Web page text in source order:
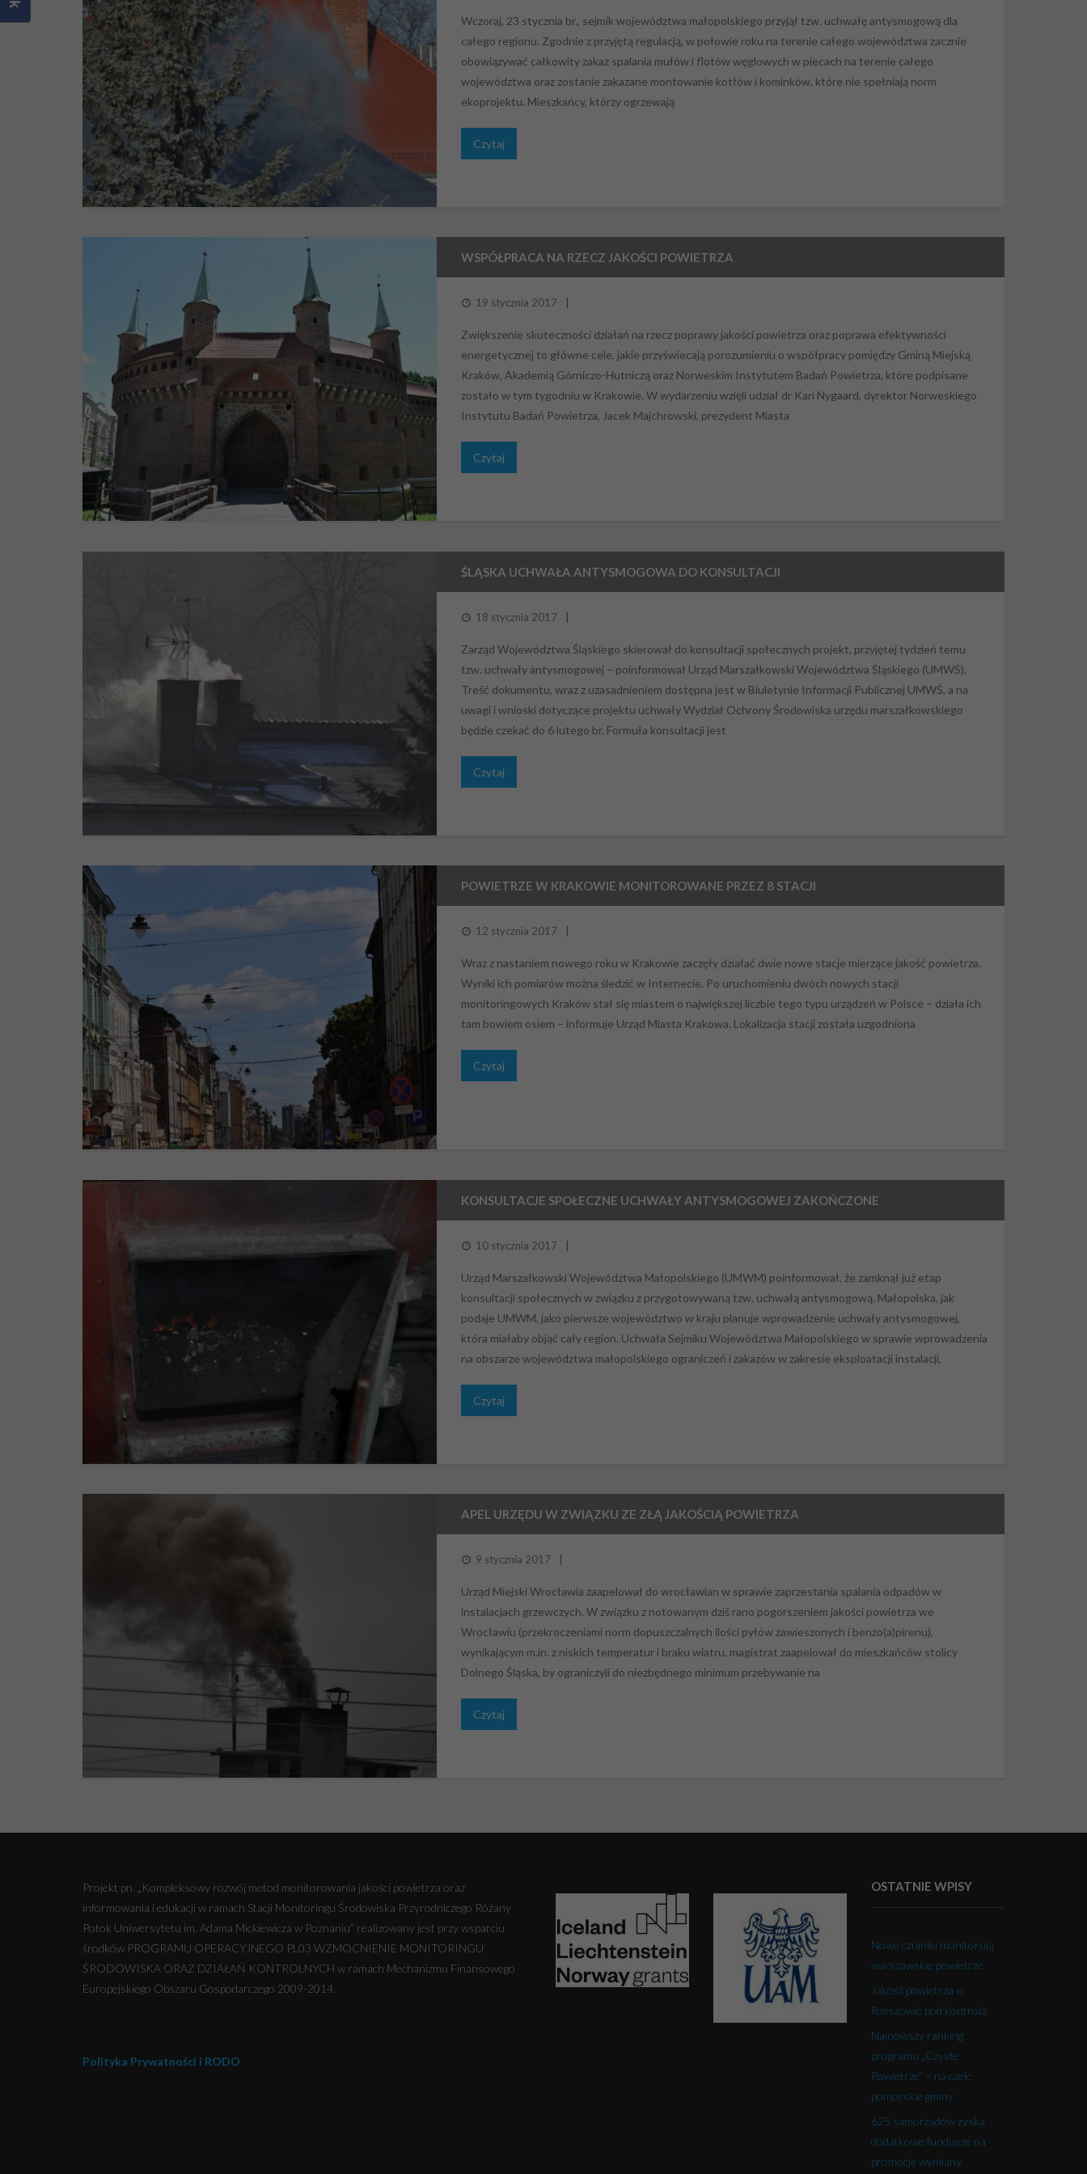
Wczoraj, 23 stycznia br., sejmik województwa małopolskiego przyjął tzw. uchwałę antysmogową dla
całego regionu. Zgodnie z przyjętą regulacją, w połowie roku na terenie całego województwa zacznie
obowiązywać całkowity zakaz spalania mułów i flotów węglowych w piecach na terenie całego
województwa oraz zostanie zakazane montowanie kotłów i kominków, które nie spełniają norm
ekoprojektu. Mieszkańcy, którzy ogrzewają
Czytaj
WSPÓŁPRACA NA RZECZ JAKOŚCI POWIETRZA
19 stycznia 2017
Zwiększenie skuteczności działań na rzecz poprawy jakości powietrza oraz poprawa efektywności
energetycznej to główne cele, jakie przyświecają porozumieniu o współpracy pomiędzy Gminą Miejską
Kraków, Akademią Górniczo-Hutniczą oraz Norweskim Instytutem Badań Powietrza, które podpisane
zostało w tym tygodniu w Krakowie. W wydarzeniu wzięli udział dr Kari Nygaard, dyrektor Norweskiego
Instytutu Badań Powietrza, Jacek Majchrowski, prezydent Miasta
Czytaj
ŚLĄSKA UCHWAŁA ANTYSMOGOWA DO KONSULTACJI
18 stycznia 2017
Zarząd Województwa Śląskiego skierował do konsultacji społecznych projekt, przyjętej tydzień temu
tzw. uchwały antysmogowej – poinformował Urząd Marszałkowski Województwa Śląskiego (UMWŚ).
Treść dokumentu, wraz z uzasadnieniem dostępna jest w Biuletynie Informacji Publicznej UMWŚ, a na
uwagi i wnioski dotyczące projektu uchwały Wydział Ochrony Środowiska urzędu marszałkowskiego
będzie czekać do 6 lutego br. Formuła konsultacji jest
Czytaj
POWIETRZE W KRAKOWIE MONITOROWANE PRZEZ 8 STACJI
12 stycznia 2017
Wraz z nastaniem nowego roku w Krakowie zaczęły działać dwie nowe stacje mierzące jakość powietrza.
Wyniki ich pomiarów można śledzić w Internecie. Po uruchomieniu dwóch nowych stacji
monitoringowych Kraków stał się miastem o największej liczbie tego typu urządzeń w Polsce – działa ich
tam bowiem osiem – informuje Urząd Miasta Krakowa. Lokalizacja stacji została uzgodniona
Czytaj
KONSULTACJE SPOŁECZNE UCHWAŁY ANTYSMOGOWEJ ZAKOŃCZONE
10 stycznia 2017
Urząd Marszałkowski Województwa Małopolskiego (UMWM) poinformował, że zamknął już etap
konsultacji społecznych w związku z przygotowywaną tzw. uchwałą antysmogową. Małopolska, jak
podaje UMWM, jako pierwsze województwo w kraju planuje wprowadzenie uchwały antysmogowej,
która miałaby objąć cały region. Uchwała Sejmiku Województwa Małopolskiego w sprawie wprowadzenia
na obszarze województwa małopolskiego ograniczeń i zakazów w zakresie eksploatacji instalacji,
Czytaj
APEL URZĘDU W ZWIĄZKU ZE ZŁĄ JAKOŚCIĄ POWIETRZA
9 stycznia 2017
Urząd Miejski Wrocławia zaapelował do wrocławian w sprawie zaprzestania spalania odpadów w
instalacjach grzewczych. W związku z notowanym dziś rano pogorszeniem jakości powietrza we
Wrocławiu (przekroczeniami norm dopuszczalnych ilości pyłów zawieszonych i benzo(a)pirenu),
wynikającym m.in. z niskich temperatur i braku wiatru, magistrat zaapelował do mieszkańców stolicy
Dolnego Śląska, by ograniczyli do niezbędnego minimum przebywanie na
Czytaj
Projekt pn. „Kompleksowy rozwój metod monitorowania jakości powietrza oraz
informowania i edukacji w ramach Stacji Monitoringu Środowiska Przyrodniczego Różany
Potok Uniwersytetu im. Adama Mickiewicza w Poznaniu” realizowany jest przy wsparciu
środków PROGRAMU OPERACYJNEGO PL03 WZMOCNIENIE MONITORINGU
ŚRODOWISKA ORAZ DZIAŁAŃ KONTROLNYCH w ramach Mechanizmu Finansowego
Europejskiego Obszaru Gospodarczego 2009-2014.
Polityka Prywatności i RODO
OSTATNIE WPISY
Nowe czujniki monitorują
warszawskie powietrze
Jakość powietrza w
Rzeszowie pod kontrolą
Najnowszy ranking
programu „Czyste
Powietrze” – na czele
pomorskie gminy
625 samorządów zyska
dodatkowe fundusze na
promocję wymiany